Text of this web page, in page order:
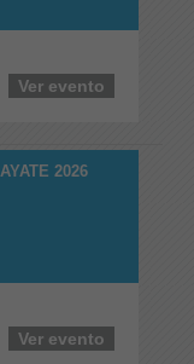
Ver evento
2026
Ver evento